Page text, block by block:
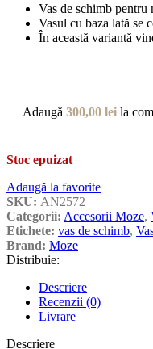
Vas de schimb pentru
Vasul cu baza lată se
În această variantă
Adaugă 300,00 lei la
Stoc epuizat
Adaugă la favorite
SKU: AN2572
Categorii: Accesorii Moze,
Etichete: vas de schimb,
Brand: Moze
Distribuie:
Descriere
Recenzii (0)
Livrare
Descriere